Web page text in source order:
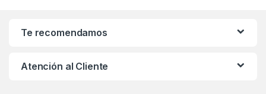
Te recomendamos
Atención al Cliente